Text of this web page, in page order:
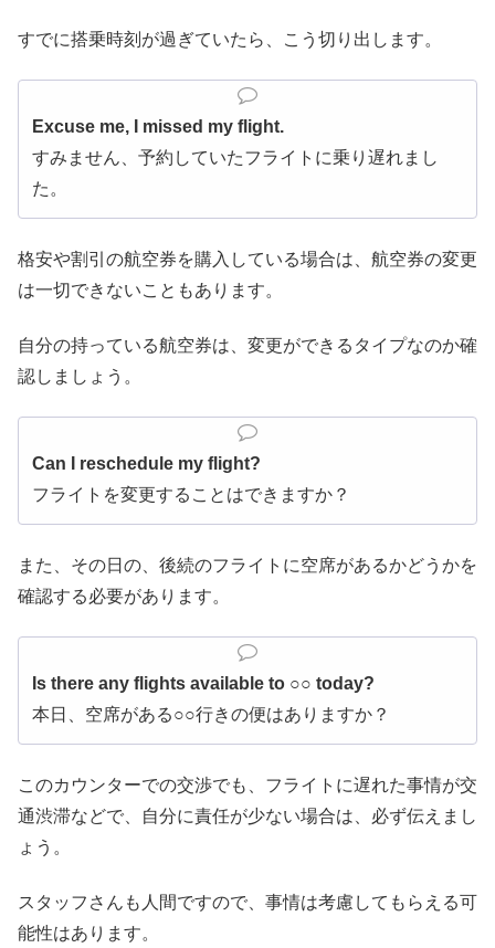
すでに搭乗時刻が過ぎていたら、こう切り出します。
Excuse me, I missed my flight.
すみません、予約していたフライトに乗り遅れまし
た。
格安や割引の航空券を購入している場合は、航空券の変更
は一切できないこともあります。
自分の持っている航空券は、変更ができるタイプなのか確
認しましょう。
Can I reschedule my flight?
フライトを変更することはできますか？
また、その日の、後続のフライトに空席があるかどうかを
確認する必要があります。
Is there any flights available to ○○ today?
本日、空席がある○○行きの便はありますか？
このカウンターでの交渉でも、フライトに遅れた事情が交
通渋滞などで、自分に責任が少ない場合は、必ず伝えまし
ょう。
スタッフさんも人間ですので、事情は考慮してもらえる可
能性はあります。